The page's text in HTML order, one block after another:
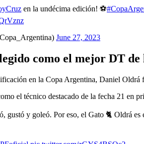
en la undécima edición! ⚽️
June 27, 2023
como el mejor DT de
en la Copa Argentina, Daniel
el técnico destacado de la fecha 21 en
gustó y goleó. Por eso, el Gato 🐈 Oldrá es